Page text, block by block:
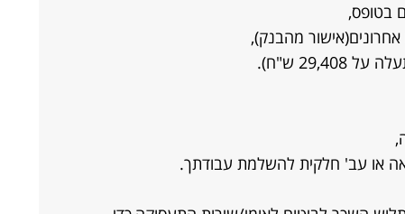
בטופס,
ש"ח).
או עב' חלקית להשלמת עבודתך.